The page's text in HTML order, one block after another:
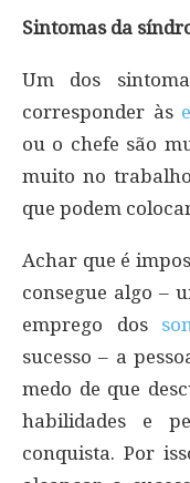
Sintomas da
Um dos
corresponder às
ou o chefe são
muito no
que podem
Achar que é
consegue algo –
emprego dos
sucesso – a
medo de que
habilidades e
conquista. Por